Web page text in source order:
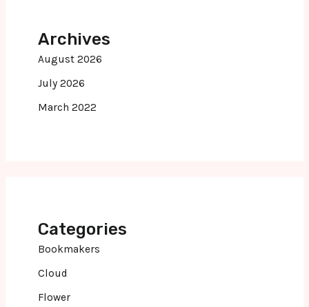
Archives
August 2026
July 2026
March 2022
Categories
Bookmakers
Cloud
Flower